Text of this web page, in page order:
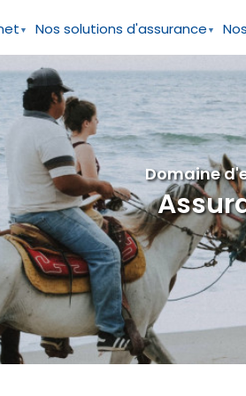
Nos solutions d'assurance
Domaine